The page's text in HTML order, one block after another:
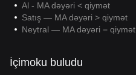
Al - MA dəyəri < qiymət
Satış — MA dəyəri > qiymət
Neytral — MA dəyəri = qiymət
İçimoku buludu